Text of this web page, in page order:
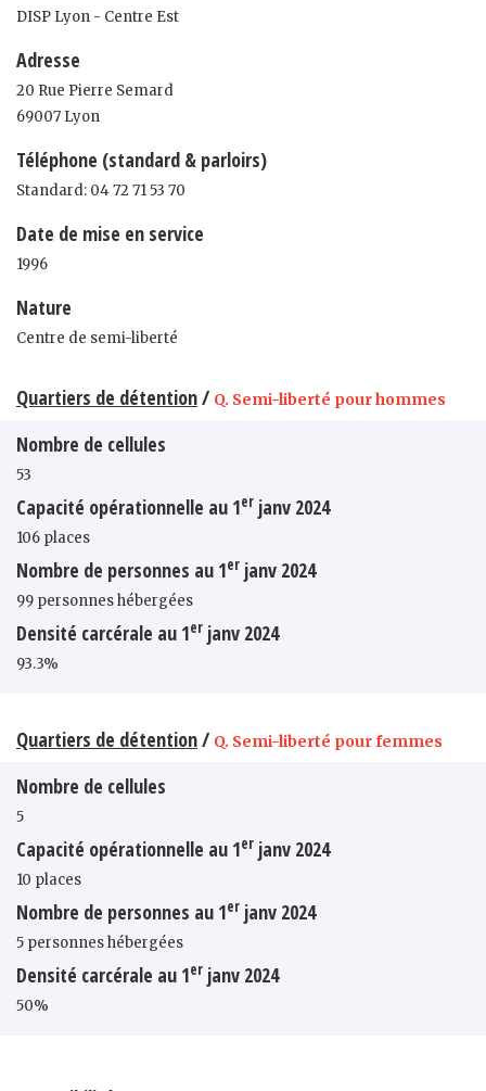
DISP Lyon - Centre Est
Adresse
20 Rue Pierre Semard
69007 Lyon
Téléphone (standard & parloirs)
Standard: 04 72 71 53 70
Date de mise en service
1996
Nature
Centre de semi-liberté
Quartiers de détention/ Q. Semi-liberté pour hommes
Nombre de cellules
53
Capacité opérationnelle au 1er janv 2024
106 places
Nombre de personnes au 1er janv 2024
99 personnes hébergées
Densité carcérale au 1er janv 2024
93.3%
Quartiers de détention/ Q. Semi-liberté pour femmes
Nombre de cellules
5
Capacité opérationnelle au 1er janv 2024
10 places
Nombre de personnes au 1er janv 2024
5 personnes hébergées
Densité carcérale au 1er janv 2024
50%